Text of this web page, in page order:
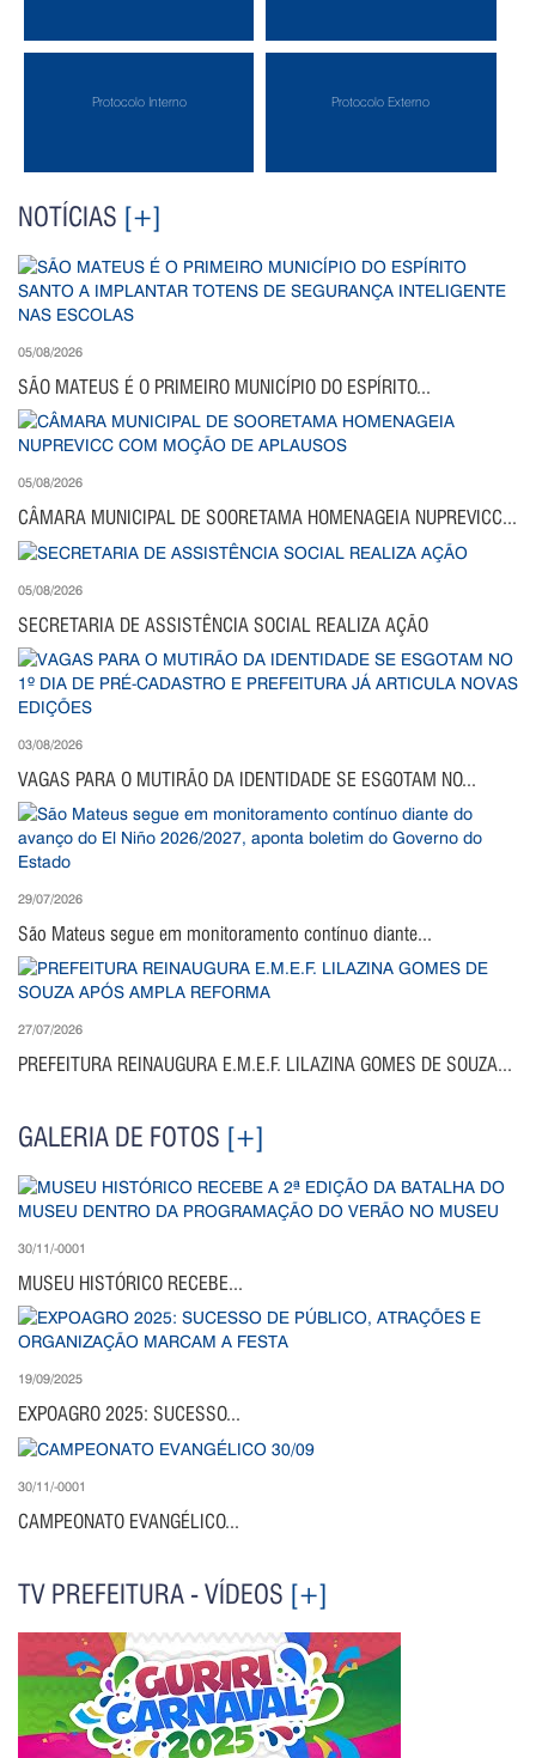
Protocolo Interno Protocolo Externo
NOTÍCIAS [+]
05/08/2026
SÃO MATEUS É O PRIMEIRO MUNICÍPIO DO ESPÍRITO...
05/08/2026
CÂMARA MUNICIPAL DE SOORETAMA HOMENAGEIA NUPREVICC...
05/08/2026
SECRETARIA DE ASSISTÊNCIA SOCIAL REALIZA AÇÃO
03/08/2026
VAGAS PARA O MUTIRÃO DA IDENTIDADE SE ESGOTAM NO...
29/07/2026
São Mateus segue em monitoramento contínuo diante...
27/07/2026
PREFEITURA REINAUGURA E.M.E.F. LILAZINA GOMES DE SOUZA...
GALERIA DE FOTOS [+]
30/11/-0001
MUSEU HISTÓRICO RECEBE...
19/09/2025
EXPOAGRO 2025: SUCESSO...
30/11/-0001
CAMPEONATO EVANGÉLICO...
TV PREFEITURA - VÍDEOS [+]